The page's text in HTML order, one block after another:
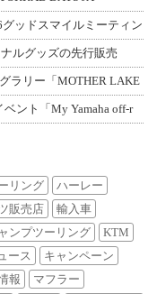
ッドスマイルミーティン
ルグッズの先行販売
ラリー「MOTHER LAKE
ント「My Yamaha off-r
リング
ハーレー
販売店
輸入車
ンプツーリング
KTM
ース
キャンペーン
報 マフラー